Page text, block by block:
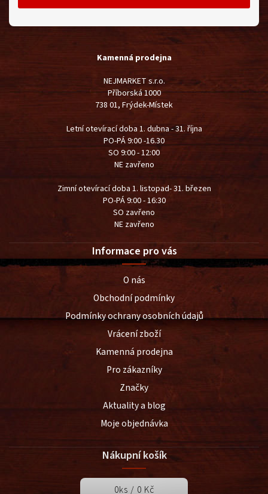
Kamenná prodejna
NEJMARKET s.r.o.
Příborská 1000
738 01, Frýdek-Místek
Letní otevírací doba 1. dubna - 31. října
PO-PÁ 9:00 -16.30
SO 9:00 - 12:00
NE zavřeno
Zimní otevírací doba 1. listopad- 31. březen
PO-PÁ 9:00 - 16:30
SO zavřeno
NE zavřeno
Informace pro vás
O nás
Obchodní podmínky
Podmínky ochrany osobních údajů
Vrácení zboží
Kamenná prodejna
Pro zákazníky
Značky
Aktuality a blog
Moje objednávka
Nákupní košík
0ks / 0 Kč